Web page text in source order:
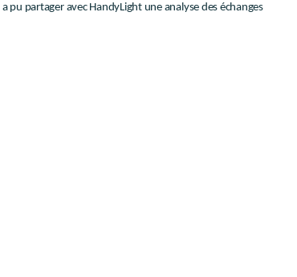
pu partager avec HandyLight une analyse des échanges